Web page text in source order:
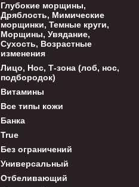
Глубокие морщины,
Дряблость, Мимические
морщинки, Темные круги,
Морщины, Увядание,
Сухость, Возрастные
изменения
Лицо, Нос, Т-зона (лоб, нос,
подбородок)
Витамины
Все типы кожи
Банка
True
Без ограничений
Универсальный
Отбеливающий